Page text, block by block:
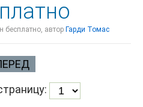
бесплатно, автор Гарди Томас